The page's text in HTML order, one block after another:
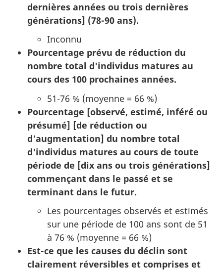
dernières années ou trois dernières
générations] (78-90 ans).
Inconnu
Pourcentage prévu de réduction du
nombre total d'individus matures au
cours des 100 prochaines années.
51-76 % (moyenne = 66 %)
Pourcentage [observé, estimé, inféré ou
présumé] [de réduction ou
d'augmentation] du nombre total
d'individus matures au cours de toute
période de [dix ans ou trois générations]
commençant dans le passé et se
terminant dans le futur.
Les pourcentages observés et estimés
sur une période de 100 ans sont de 51
à 76 % (moyenne = 66 %)
Est-ce que les causes du déclin sont
clairement réversibles et comprises et